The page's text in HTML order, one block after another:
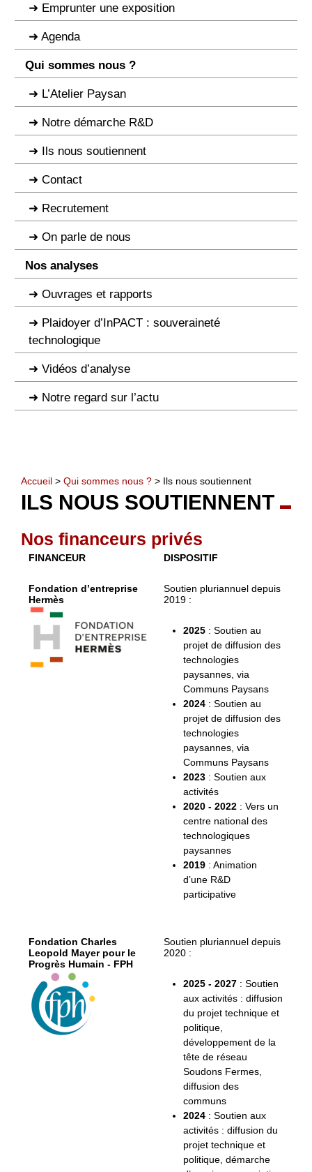
Emprunter une exposition
Agenda
Qui sommes nous ?
L’Atelier Paysan
Notre démarche R&D
Ils nous soutiennent
Contact
Recrutement
On parle de nous
Nos analyses
Ouvrages et rapports
Plaidoyer d’InPACT : souveraineté
technologique
Vidéos d’analyse
Notre regard sur l’actu
Accueil > Qui sommes nous ? > Ils nous soutiennent
ILS NOUS SOUTIENNENT
Nos financeurs privés
FINANCEUR DISPOSITIF
Fondation d’entreprise
Hermès
Soutien pluriannuel depuis
2019 :
2025 : Soutien au
projet de diffusion des
technologies
paysannes, via
Communs Paysans
2024 : Soutien au
projet de diffusion des
technologies
paysannes, via
Communs Paysans
2023 : Soutien aux
activités
2020 - 2022 : Vers un
centre national des
technologiques
paysannes
2019 : Animation
d’une R&D
participative
Fondation Charles
Leopold Mayer pour le
Progrès Humain - FPH
Soutien pluriannuel depuis
2020 :
2025 - 2027 : Soutien
aux activités : diffusion
du projet technique et
politique,
développement de la
tête de réseau
Soudons Fermes,
diffusion des
communs
2024 : Soutien aux
activités : diffusion du
projet technique et
politique, démarche